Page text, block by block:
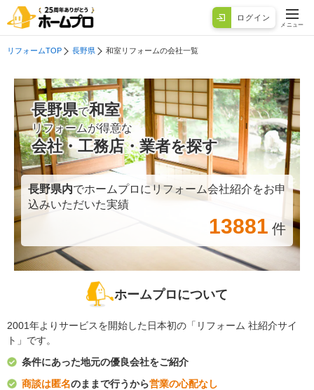
ログイン
メニュー
リフォームTOP 長野県 和室リフォームの会社一覧
長野県で和室
リフォームが得意な
会社・工務店・業者を探す
長野県内でホームプロにリフォーム会社紹介をお申
込みいただいた実績
13881 件
ホームプロについて
2001年よりサービスを開始した日本初の「リフォーム 社紹介サイ
ト」です。
条件にあった地元の優良会社をご紹介
商談は匿名のままで行うから営業の心配なし